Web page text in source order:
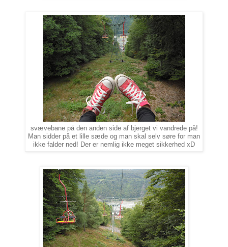
svævebane på den anden side af bjerget vi vandrede på!
Man sidder på et lille sæde og man skal selv søre for man
ikke falder ned! Der er nemlig ikke meget sikkerhed xD